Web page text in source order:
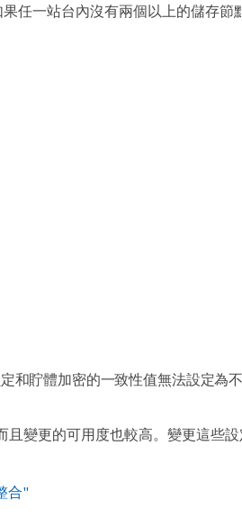
任一站台內沒有兩個以上的儲存節
和貯體加密的一致性值無法設定為不
變更的可用度也較高。變更這些
合"